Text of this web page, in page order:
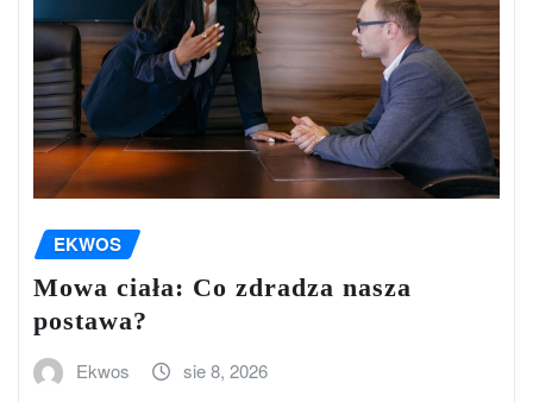
EKWOS
Mowa ciała: Co zdradza nasza
postawa?
Ekwos sie 8, 2026